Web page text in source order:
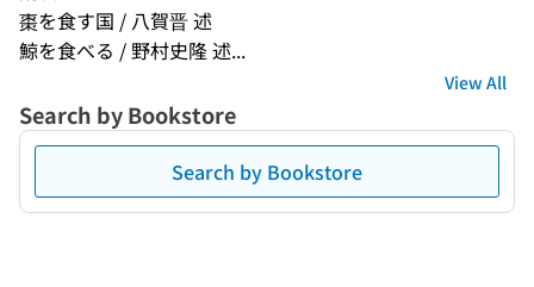
棗を食す国 / 八賀晋 述
鯨を食べる / 野村史隆 述...
View All
Search by Bookstore
Search by Bookstore